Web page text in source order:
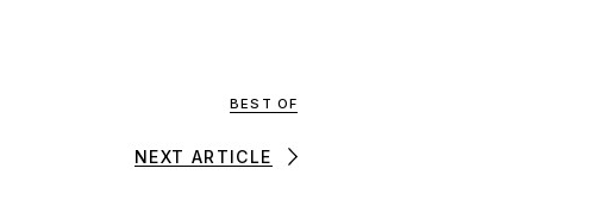
BEST OF
NEXT ARTICLE